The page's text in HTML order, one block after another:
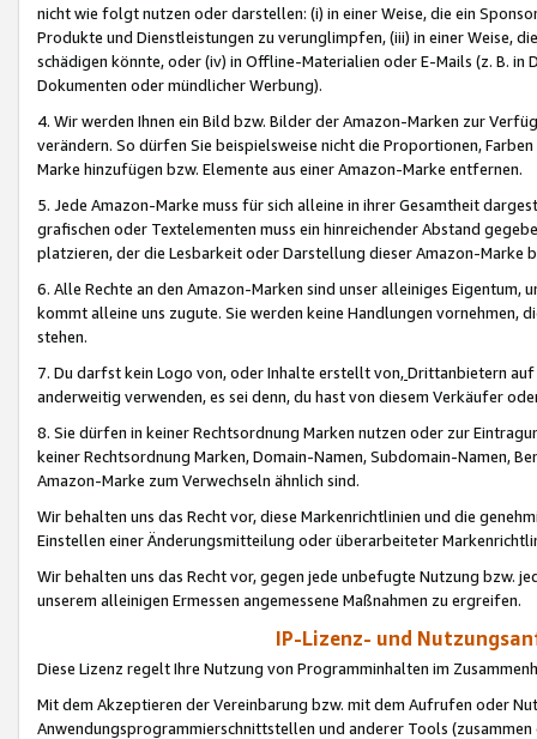
nicht wie folgt nutzen oder darstellen: (i) in einer Weise, die ein
Produkte und Dienstleistungen zu verunglimpfen, (iii) in einer Weise,
schädigen könnte, oder (iv) in Offline-Materialien oder E-Mails (z. B. in
Dokumenten oder mündlicher Werbung).
4. Wir werden Ihnen ein Bild bzw. Bilder der Amazon-Marken zur
verändern. So dürfen Sie beispielsweise nicht die Proportionen,
Marke hinzufügen bzw. Elemente aus einer Amazon-Marke entfernen.
5. Jede Amazon-Marke muss für sich alleine in ihrer Gesamtheit
grafischen oder Textelementen muss ein hinreichender Abstand
platzieren, der die Lesbarkeit oder Darstellung dieser Amazon-Marke
6. Alle Rechte an den Amazon-Marken sind unser alleiniges
kommt alleine uns zugute. Sie werden keine Handlungen vornehmen,
stehen.
7. Du darfst kein Logo von, oder Inhalte erstellt von,Drittanbietern auf
anderweitig verwenden, es sei denn, du hast von diesem Verkäufer
8. Sie dürfen in keiner Rechtsordnung Marken nutzen oder zur
keiner Rechtsordnung Marken, Domain-Namen, Subdomain-Namen,
Amazon-Marke zum Verwechseln ähnlich sind.
Wir behalten uns das Recht vor, diese Markenrichtlinien und die
Einstellen einer Änderungsmitteilung oder überarbeiteter
Wir behalten uns das Recht vor, gegen jede unbefugte Nutzung bzw.
unserem alleinigen Ermessen angemessene Maßnahmen zu ergreifen.
IP-Lizenz- und
Diese Lizenz regelt Ihre Nutzung von Programminhalten im
Mit dem Akzeptieren der Vereinbarung bzw. mit dem Aufrufen oder
Anwendungsprogrammierschnittstellen und anderer Tools (zusammen